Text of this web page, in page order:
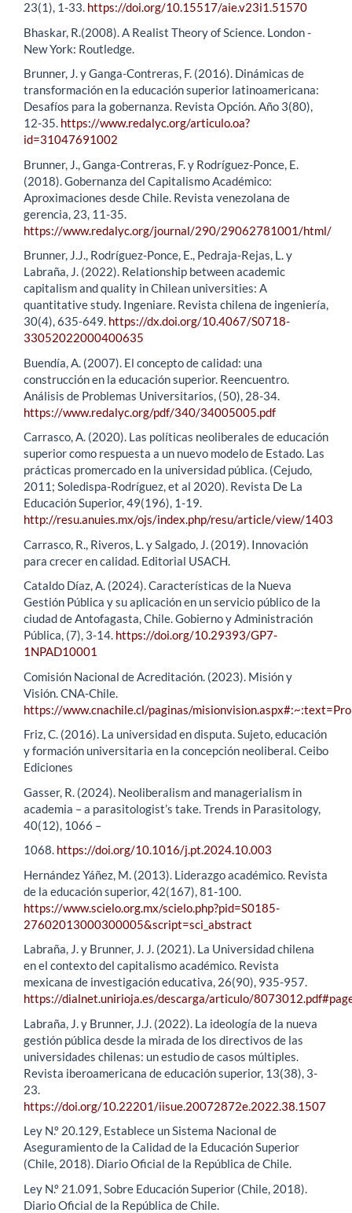
23(1), 1-33. https://doi.org/10.15517/aie.v23i1.51570
Bhaskar, R.(2008). A Realist Theory of Science. London -
New York: Routledge.
Brunner, J. y Ganga-Contreras, F. (2016). Dinámicas de
transformación en la educación superior latinoamericana:
Desafíos para la gobernanza. Revista Opción. Año 3(80),
12-35. https://www.redalyc.org/articulo.oa?
id=31047691002
Brunner, J., Ganga-Contreras, F. y Rodríguez-Ponce, E.
(2018). Gobernanza del Capitalismo Académico:
Aproximaciones desde Chile. Revista venezolana de
gerencia, 23, 11-35.
https://www.redalyc.org/journal/290/29062781001/html/
Brunner, J.J., Rodríguez-Ponce, E., Pedraja-Rejas, L. y
Labraña, J. (2022). Relationship between academic
capitalism and quality in Chilean universities: A
quantitative study. Ingeniare. Revista chilena de ingeniería,
30(4), 635-649. https://dx.doi.org/10.4067/S0718-
33052022000400635
Buendía, A. (2007). El concepto de calidad: una
construcción en la educación superior. Reencuentro.
Análisis de Problemas Universitarios, (50), 28-34.
https://www.redalyc.org/pdf/340/34005005.pdf
Carrasco, A. (2020). Las políticas neoliberales de educación
superior como respuesta a un nuevo modelo de Estado. Las
prácticas promercado en la universidad pública. (Cejudo,
2011; Soledispa-Rodríguez, et al 2020). Revista De La
Educación Superior, 49(196), 1-19.
http://resu.anuies.mx/ojs/index.php/resu/article/view/1403
Carrasco, R., Riveros, L. y Salgado, J. (2019). Innovación
para crecer en calidad. Editorial USACH.
Cataldo Díaz, A. (2024). Características de la Nueva
Gestión Pública y su aplicación en un servicio público de la
ciudad de Antofagasta, Chile. Gobierno y Administración
Pública, (7), 3-14. https://doi.org/10.29393/GP7-
1NPAD10001
Comisión Nacional de Acreditación. (2023). Misión y
Visión. CNA-Chile.
https://www.cnachile.cl/paginas/
Friz, C. (2016). La universidad en disputa. Sujeto, educación
y formación universitaria en la concepción neoliberal. Ceibo
Ediciones
Gasser, R. (2024). Neoliberalism and managerialism in
academia – a parasitologist’s take. Trends in Parasitology,
40(12), 1066 –
1068. https://doi.org/10.1016/j.pt.2024.10.003
Hernández Yáñez, M. (2013). Liderazgo académico. Revista
de la educación superior, 42(167), 81-100.
https://www.scielo.org.mx/scielo.php?pid=S0185-
27602013000300005&script=sci_abstract
Labraña, J. y Brunner, J. J. (2021). La Universidad chilena
en el contexto del capitalismo académico. Revista
mexicana de investigación educativa, 26(90), 935-957.
https://dialnet.unirioja.es/descarga/articulo/
Labraña, J. y Brunner, J.J. (2022). La ideología de la nueva
gestión pública desde la mirada de los directivos de las
universidades chilenas: un estudio de casos múltiples.
Revista iberoamericana de educación superior, 13(38), 3-
23.
https://doi.org/10.22201/iisue.20072872e.2022.38.1507
Ley N.º 20.129, Establece un Sistema Nacional de
Aseguramiento de la Calidad de la Educación Superior
(Chile, 2018). Diario Oficial de la República de Chile.
Ley N.º 21.091, Sobre Educación Superior (Chile, 2018).
Diario Oficial de la República de Chile.